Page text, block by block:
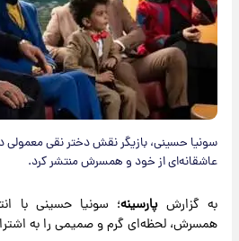
عاشقانه‌ای از خود و همسرش منتشر کرد.
به گزارشپارسینه؛ سونیا حسینی با
همسرش، لحظه‌ای گرم و صمیمی را به